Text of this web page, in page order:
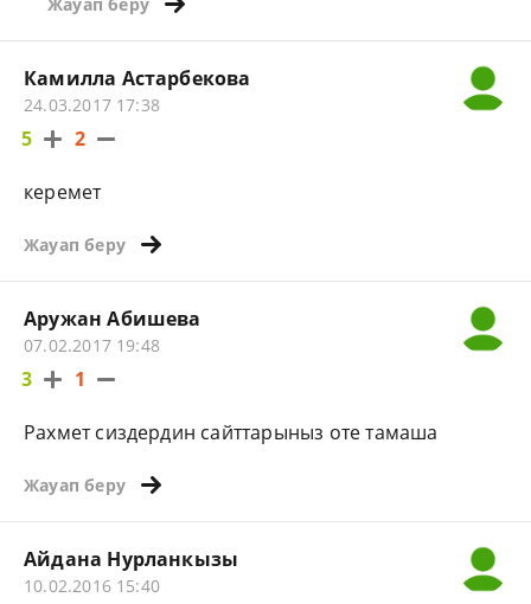
Жауап беру
Камилла Астарбекова
24.03.2017 17:38
5 2
керемет
Жауап беру
Аружан Абишева
07.02.2017 19:48
3 1
Рахмет сиздердин сайттарыныз оте тамаша
Жауап беру
Айдана Нурланкызы
10.02.2016 15:40